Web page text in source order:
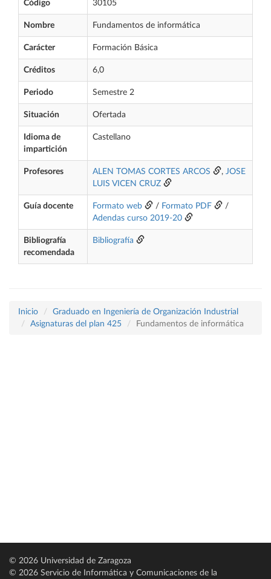
Código 30105
Nombre Fundamentos de informática
Carácter Formación Básica
Créditos 6,0
Periodo Semestre 2
Situación Ofertada
Idioma de
impartición
Castellano
Profesores ALEN TOMAS CORTES ARCOS , JOSE
LUIS VICEN CRUZ
Guía docente Formato web / Formato PDF
/
Adendas curso 2019-20
Bibliografía
recomendada
Bibliografía
Inicio
Graduado en Ingeniería de Organización Industrial
Asignaturas del plan 425
Fundamentos de informática
© 2026 Universidad de Zaragoza
© 2026 Servicio de Informática y Comunicaciones de la